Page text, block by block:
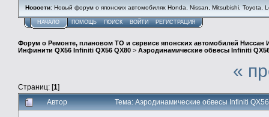
Новости: Новый форум о японских автомобилях Honda, Nissan, Mitsubishi, Toyota,
НАЧАЛО ПОМОЩЬ ПОИСК ВОЙТИ РЕГИСТРАЦИЯ
Форум о Ремонте, плановом ТО и сервисе японских автомобилей
Инфинити QX56 Infiniti QX56 QX80 > Аэродинамические обвесы Infiniti
Страниц: [1]
«
Автор Тема: Аэродинамические обвесы Infiniti